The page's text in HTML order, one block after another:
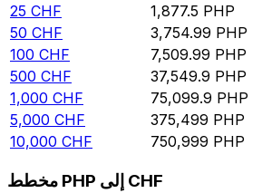
25 CHF 1,877.5 PHP
50 CHF 3,754.99 PHP
100 CHF 7,509.99 PHP
500 CHF 37,549.9 PHP
1,000 CHF 75,099.9 PHP
5,000 CHF 375,499 PHP
10,000 CHF 750,999 PHP
مخطط PHP إلى CHF